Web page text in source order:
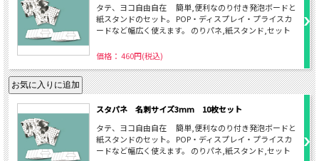
タテ、ヨコ自由自在 簡単,便利なのり付き発泡ボードと
紙スタンドのセット。 POP・ディスプレイ・プライスカ
ードなど幅広く使えます。 のりパネ,紙スタンド,セット
価格： 460円(税込)
スタパネ 名刺サイズ3mm 10枚セット
タテ、ヨコ自由自在 簡単,便利なのり付き発泡ボードと
紙スタンドのセット。 POP・ディスプレイ・プライスカ
ードなど幅広く使えます。 のりパネ,紙スタンド,セット